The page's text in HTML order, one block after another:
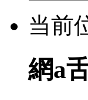
当前
網a